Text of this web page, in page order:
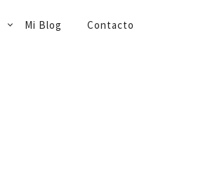
Mi Blog Contacto